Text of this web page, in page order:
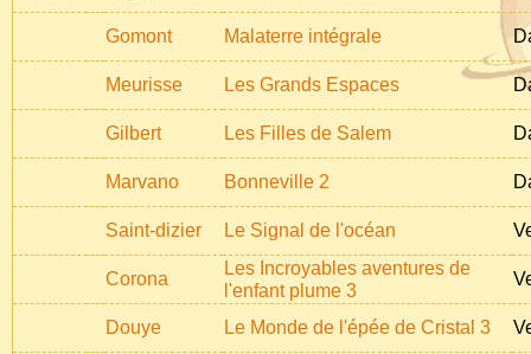
Gomont Malaterre intégrale
Meurisse Les Grands Espaces
Gilbert Les Filles de Salem
Marvano Bonneville 2
Saint-dizier Le Signal de l'océan
Corona
Les Incroyables aventures de
l'enfant plume 3
Douye Le Monde de l'épée de Cristal 3